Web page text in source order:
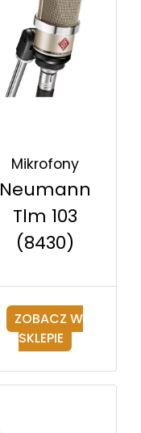
Mikrofony
Neumann
Tlm 103
(8430)
ZOBACZ W
SKLEPIE